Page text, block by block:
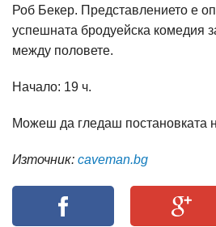
Роб Бекер. Представлението е
успешната бродуейска комедия
между половете.
Начало: 19 ч.
Можеш да гледаш постановката
Източник: caveman.bg